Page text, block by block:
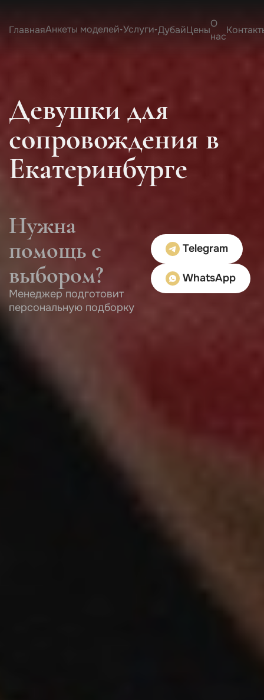
ГлавнаяАнкеты моделей Услуги ДубайЦены
О
нас
Девушки для
сопровождения в
Екатеринбурге
Нужна
помощь с
выбором?
Менеджер подготовит
персональную подборку
Telegram
WhatsApp